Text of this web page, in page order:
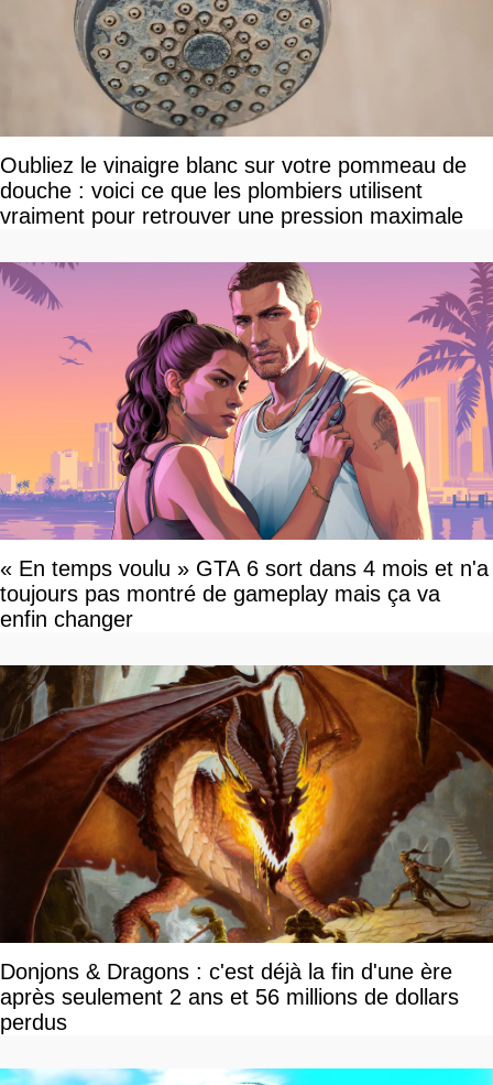
Oubliez le vinaigre blanc sur votre pommeau de
douche : voici ce que les plombiers utilisent
vraiment pour retrouver une pression maximale
« En temps voulu » GTA 6 sort dans 4 mois et n'a
toujours pas montré de gameplay mais ça va
enfin changer
Donjons & Dragons : c'est déjà la fin d'une ère
après seulement 2 ans et 56 millions de dollars
perdus